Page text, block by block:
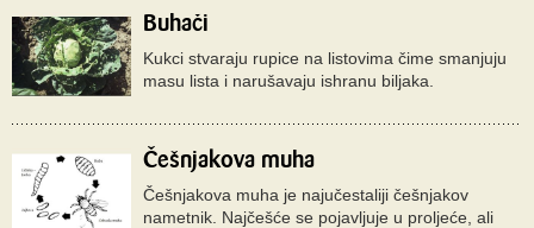
Buhači
Kukci stvaraju rupice na listovima čime smanjuju
masu lista i narušavaju ishranu biljaka.
Češnjakova muha
Češnjakova muha je najučestaliji češnjakov
nametnik. Najčešće se pojavljuje u proljeće, ali